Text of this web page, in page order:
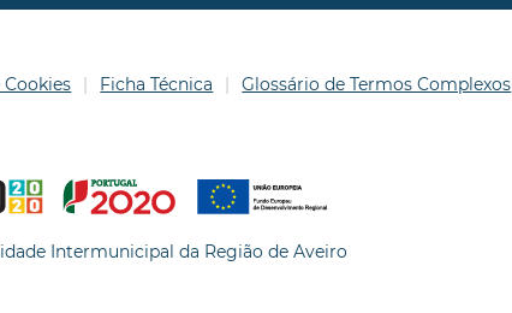
Ficha Técnica Glossário de Termos Complexos
Intermunicipal da Região de Aveiro